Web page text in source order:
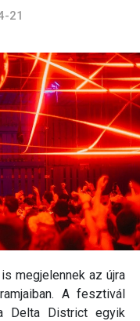
21
megjelennek az újra
A fesztivál
Delta District egyik